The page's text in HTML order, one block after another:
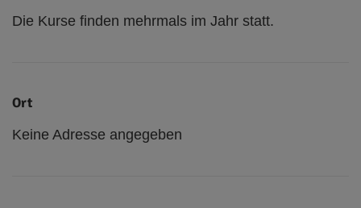
Die Kurse finden mehrmals im Jahr statt.
Ort
Keine Adresse angegeben